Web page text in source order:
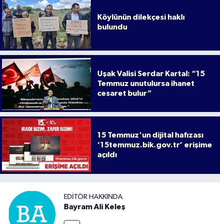
Köylünün dilekçesi haklı
bulundu
Uşak Valisi Serdar Kartal: “15
Temmuz unutulursa ihanet
cesaret bulur”
15 Temmuz'un dijital hafızası
‘15temmuz.bik.gov.tr’ erişime
açıldı
EDITÖR HAKKINDA
Bayram Ali Keleş